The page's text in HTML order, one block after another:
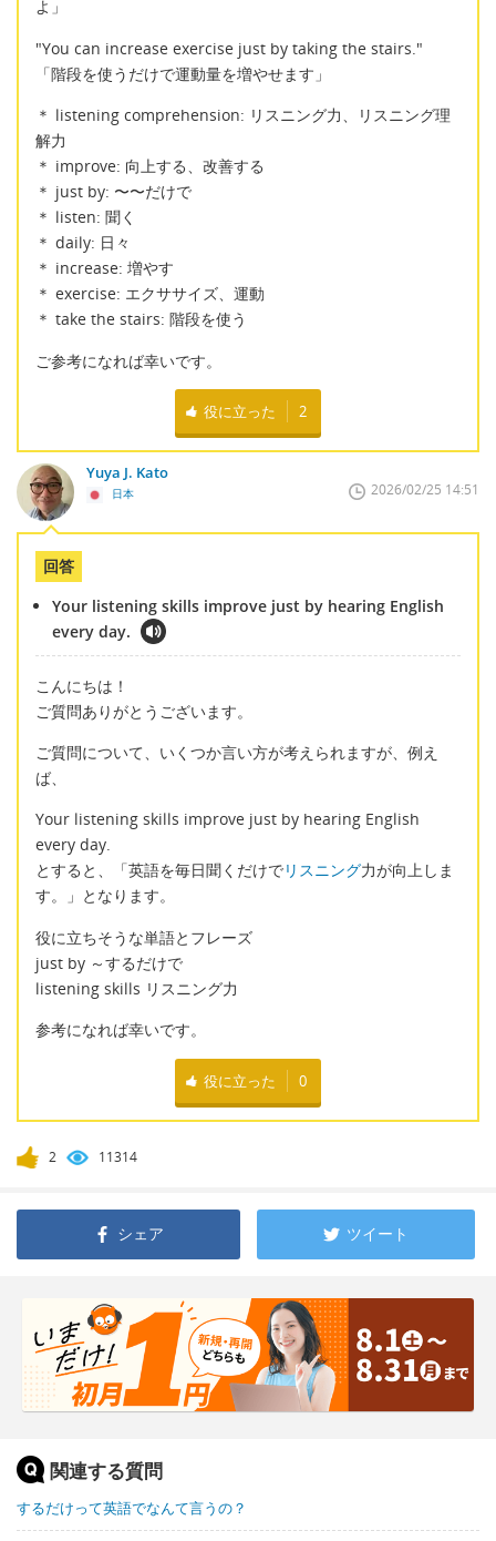
よ」
"You can increase exercise just by taking the stairs."
「階段を使うだけで運動量を増やせます」
＊ listening comprehension: リスニング力、リスニング理
解力
＊ improve: 向上する、改善する
＊ just by: 〜〜だけで
＊ listen: 聞く
＊ daily: 日々
＊ increase: 増やす
＊ exercise: エクササイズ、運動
＊ take the stairs: 階段を使う
ご参考になれば幸いです。
役に立った 2
Yuya J. Kato
日本 2026/02/25 14:51
回答
Your listening skills improve just by hearing English
every day.
こんにちは！
ご質問ありがとうございます。
ご質問について、いくつか言い方が考えられますが、例え
ば、
Your listening skills improve just by hearing English
every day.
とすると、「英語を毎日聞くだけでリスニング力が向上しま
す。」となります。
役に立ちそうな単語とフレーズ
just by ～するだけで
listening skills リスニング力
参考になれば幸いです。
役に立った 0
2 11314
シェア ツイート
関連する質問
するだけって英語でなんて言うの？